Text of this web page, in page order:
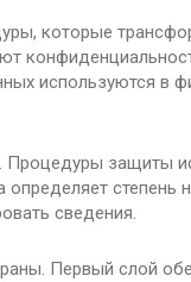
которые
используются в
Процедуры защиты
степень
сведения.
Первый слой